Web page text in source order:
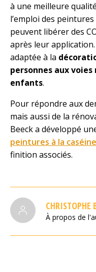
à une meilleure
l’emploi des
peuvent libérer des
après leur
adaptée à la
personnes aux
enfants.
Pour répondre aux
mais aussi de la
Beeck a développé
peintures à la caséine
finition associés.
CHRISTOPHE
À propos de